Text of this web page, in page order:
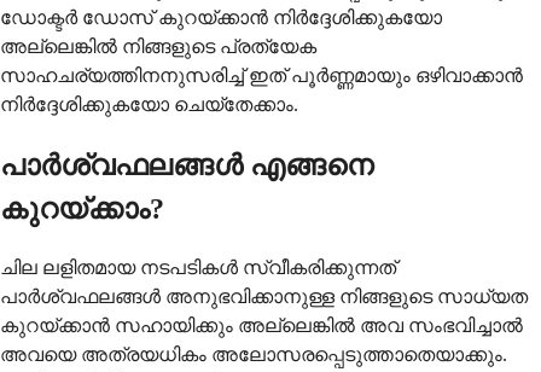
ഡോക്ടർ ഡോസ് കുറയ്ക്കാൻ നിർദ്ദേശിക്കുകയോ
അല്ലെങ്കിൽ നിങ്ങളുടെ പ്രത്യേക
സാഹചര്യത്തിനനുസരിച്ച് ഇത് പൂർണ്ണമായും ഒഴിവാക്കാൻ
നിർദ്ദേശിക്കുകയോ ചെയ്തേക്കാം.
പാർശ്വഫലങ്ങൾ എങ്ങനെ
കുറയ്ക്കാം?
ചില ലളിതമായ നടപടികൾ സ്വീകരിക്കുന്നത്
പാർശ്വഫലങ്ങൾ അനുഭവിക്കാനുള്ള നിങ്ങളുടെ സാധ്യത
കുറയ്ക്കാൻ സഹായിക്കും അല്ലെങ്കിൽ അവ സംഭവിച്ചാൽ
അവയെ അത്രയധികം അലോസരപ്പെടുത്താതെയാക്കും.